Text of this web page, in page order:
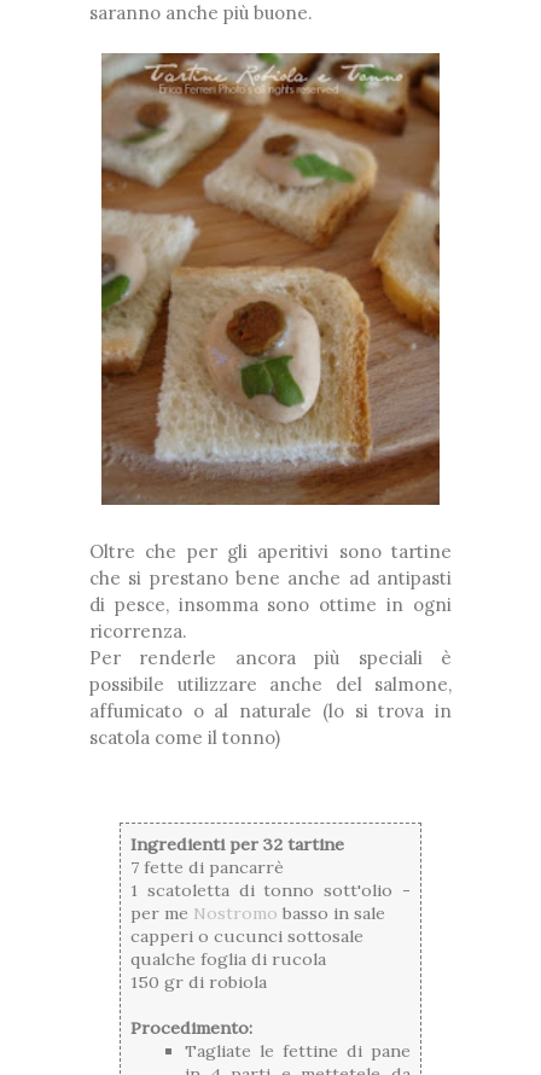
saranno anche più buone.
Oltre che per gli aperitivi sono tartine
che si prestano bene anche ad antipasti
di pesce, insomma sono ottime in ogni
ricorrenza.
Per renderle ancora più speciali è
possibile utilizzare anche del salmone,
affumicato o al naturale (lo si trova in
scatola come il tonno)
Ingredienti per 32 tartine
7 fette di pancarrè
1 scatoletta di tonno sott'olio -
per me Nostromo basso in sale
capperi o cucunci sottosale
qualche foglia di rucola
150 gr di robiola
Procedimento:
Tagliate le fettine di pane